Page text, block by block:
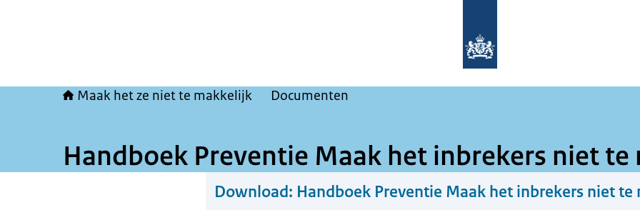
Maak het ze niet te makkelijk Documenten
Handboek Preventie Maak het inbrekers niet
Download: Handboek Preventie Maak het inbrekers niet